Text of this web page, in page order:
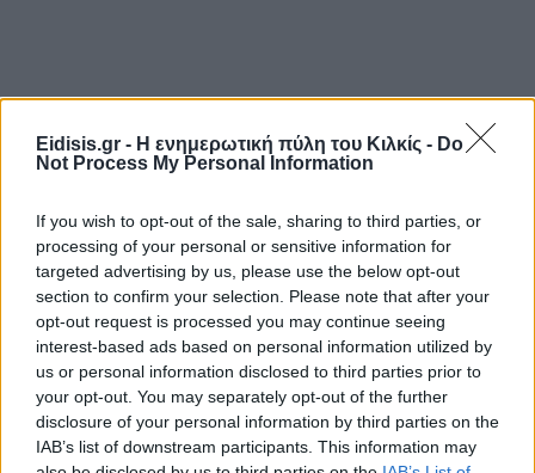
Eidisis.gr - Η ενημερωτική πύλη του Κιλκίς - Do
Not Process My Personal Information
If you wish to opt-out of the sale, sharing to third parties, or
processing of your personal or sensitive information for
targeted advertising by us, please use the below opt-out
section to confirm your selection. Please note that after your
opt-out request is processed you may continue seeing
interest-based ads based on personal information utilized by
us or personal information disclosed to third parties prior to
your opt-out. You may separately opt-out of the further
disclosure of your personal information by third parties on the
IAB’s list of downstream participants. This information may